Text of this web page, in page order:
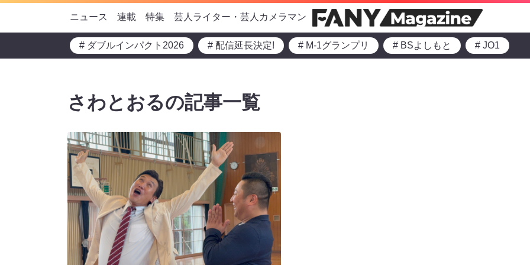
ニュース 連載 特集 芸人ライター・芸人カメラマン
# ダブルインパクト2026 # 配信延長決定! # M-1グランプリ # BSよしもと # JO1
さわとおるの記事一覧